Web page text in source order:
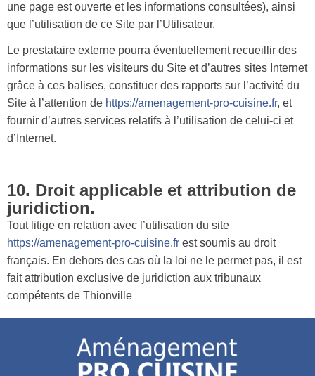
une page est ouverte et les informations consultées), ainsi
que l’utilisation de ce Site par l’Utilisateur.
Le prestataire externe pourra éventuellement recueillir des
informations sur les visiteurs du Site et d’autres sites Internet
grâce à ces balises, constituer des rapports sur l’activité du
Site à l’attention de https://amenagement-pro-cuisine.fr, et
fournir d’autres services relatifs à l’utilisation de celui-ci et
d’Internet.
10. Droit applicable et attribution de
juridiction.
Tout litige en relation avec l’utilisation du site
https://amenagement-pro-cuisine.fr est soumis au droit
français. En dehors des cas où la loi ne le permet pas, il est
fait attribution exclusive de juridiction aux tribunaux
compétents de Thionville